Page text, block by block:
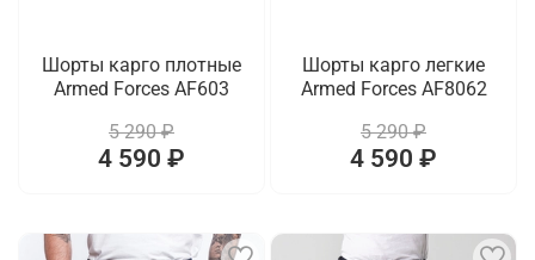
Шорты карго плотные
Armed Forces AF603
5 290 ₽
4 590 ₽
Шорты карго легкие
Armed Forces AF8062
5 290 ₽
4 590 ₽